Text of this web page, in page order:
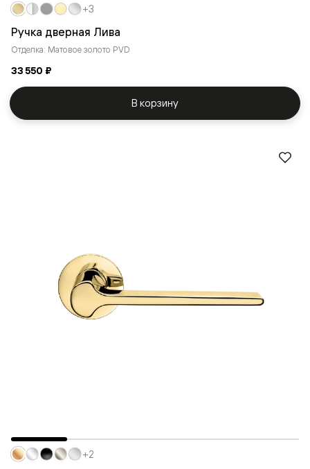
Ручка дверная Лива
Отделка: Матовое золото PVD
33 550 ₽
+3
В корзину
+2